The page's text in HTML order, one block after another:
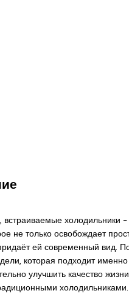
холодильники –
не только освобождает
ей современный вид.
которая подходит
улучшить качество